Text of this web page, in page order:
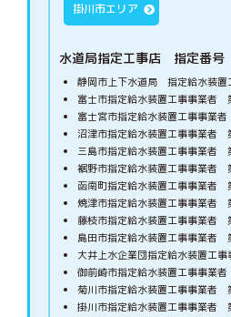
掛川市エリア
水道局指定工事店 指定番号
静岡市上下水道局 指定給水装
富士市指定給水装置工事事業者
富士宮市指定給水装置工事事業
沼津市指定給水装置工事事業者
三島市指定給水装置工事事業者
裾野市指定給水装置工事事業者
函南町指定給水装置工事事業者
焼津市指定給水装置工事事業者
藤枝市指定給水装置工事事業者
島田市指定給水装置工事事業者
大井上水企業団指定給水装置工
御前崎市指定給水装置工事事業
菊川市指定給水装置工事事業者
掛川市指定給水装置工事事業者